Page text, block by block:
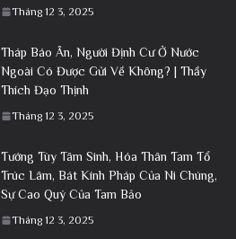
Tháng 12 3, 2025
Tháp Báo Ân, Người Định Cư Ở Nước
Ngoài Có Được Gửi Về Không? | Thầy
Thích Đạo Thịnh
Tháng 12 3, 2025
Tướng Tùy Tâm Sinh, Hóa Thân Tam Tổ
Trúc Lâm, Bát Kính Pháp Của Ni Chúng,
Sự Cao Quý Của Tam Bảo
Tháng 12 3, 2025